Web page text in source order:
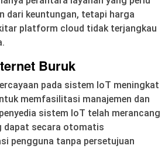
dari keuntungan, tetapi harga
platform cloud tidak terjangkau
Buruk
pada sistem IoT meningkat
memfasilitasi manajemen dan
sistem IoT telah merancang
dapat secara otomatis
pengguna tanpa persetujuan